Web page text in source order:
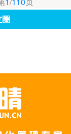
圈